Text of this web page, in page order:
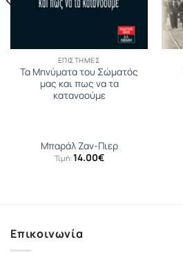
ΕΠΙΣΤΉΜΕΣ
Τα Μηνύματα του Σώματός
μας και πως να τα
κατανοούμε
Μπαράλ Ζαν-Πιερ
Τιμή: 14.00€
Επικοινωνία